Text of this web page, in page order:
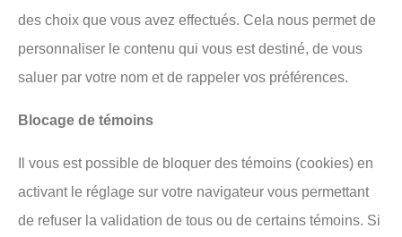
des choix que vous avez effectués. Cela nous permet de
personnaliser le contenu qui vous est destiné, de vous
saluer par votre nom et de rappeler vos préférences.
Blocage de témoins
Il vous est possible de bloquer des témoins (cookies) en
activant le réglage sur votre navigateur vous permettant
de refuser la validation de tous ou de certains témoins. Si